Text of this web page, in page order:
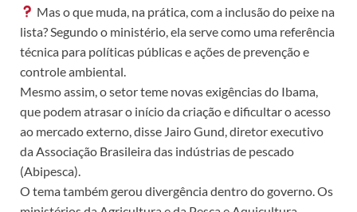
Mas o que muda, na prática, com a inclusão do peixe na
lista? Segundo o ministério, ela serve como uma referência
técnica para políticas públicas e ações de prevenção e
controle ambiental.
Mesmo assim, o setor teme novas exigências do Ibama,
que podem atrasar o início da criação e dificultar o acesso
ao mercado externo, disse Jairo Gund, diretor executivo
da Associação Brasileira das indústrias de pescado
(Abipesca).
O tema também gerou divergência dentro do governo. Os